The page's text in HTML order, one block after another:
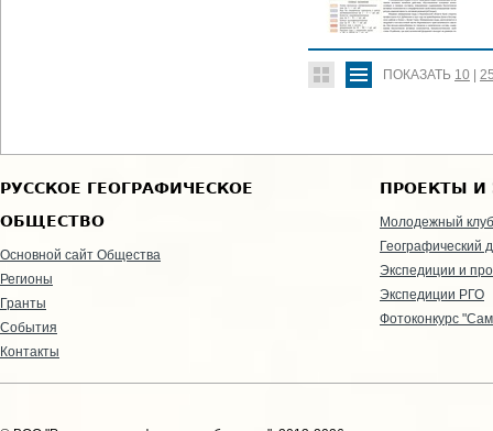
ПОКАЗАТЬ 10
РУССКОЕ ГЕОГРАФИЧЕСКОЕ
ОБЩЕСТВО
Основной сайт Общества
Регионы
Гранты
События
Контакты
ПРОЕКТЫ И
Молодежный клуб
Географический
Экспедиции и
Экспедиции РГО
Фотоконкурс